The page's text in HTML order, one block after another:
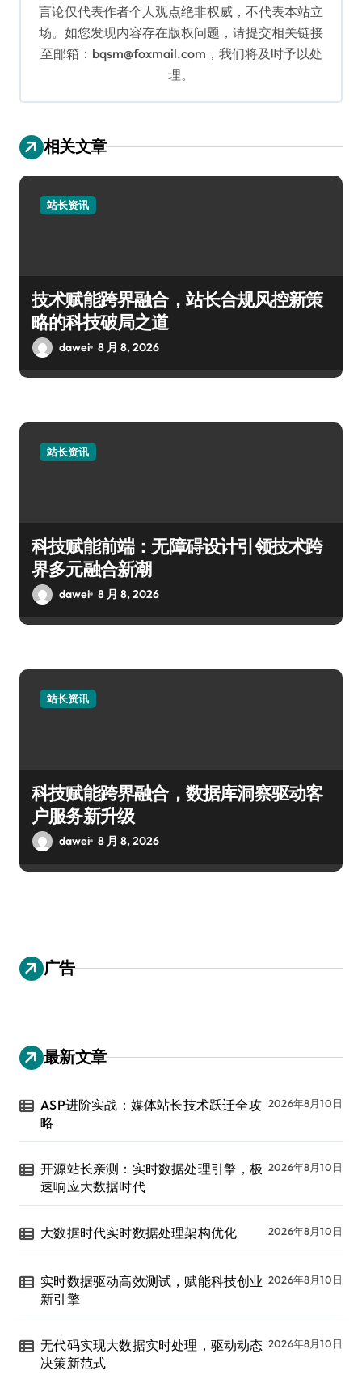
言论仅代表作者个人观点绝非权威，不代表本站立
场。如您发现内容存在版权问题，请提交相关链接
至邮箱：bqsm@foxmail.com，我们将及时予以处
理。
相关文章
站长资讯
技术赋能跨界融合，站长合规风控新策
略的科技破局之道
dawei 8 月 8, 2026
站长资讯
科技赋能前端：无障碍设计引领技术跨
界多元融合新潮
dawei 8 月 8, 2026
站长资讯
科技赋能跨界融合，数据库洞察驱动客
户服务新升级
dawei 8 月 8, 2026
广告
最新文章
ASP进阶实战：媒体站长技术跃迁全攻
略
2026年8月10日
开源站长亲测：实时数据处理引擎，极
速响应大数据时代
2026年8月10日
大数据时代实时数据处理架构优化 2026年8月10日
实时数据驱动高效测试，赋能科技创业
新引擎
2026年8月10日
无代码实现大数据实时处理，驱动动态
决策新范式
2026年8月10日